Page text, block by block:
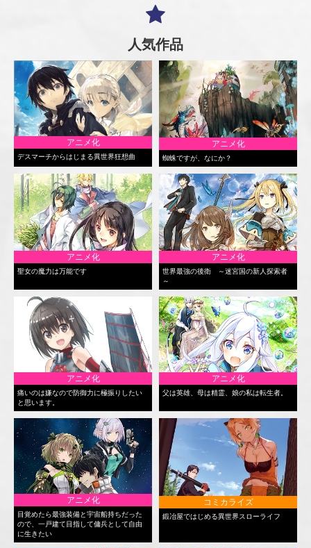
人気作品
アニメ化
デスマーチからはじまる異世界狂想曲
アニメ化
蜘蛛ですが、なにか？
アニメ化
聖女の魔力は万能です
アニメ化
世界最強の後衛 ～迷宮国の新人探索者
～
アニメ化
痛いのは嫌なので防御力に極振りしたい
と思います。
アニメ化
父は英雄、母は精霊、娘の私は転生者。
アニメ化
目覚めたら最強装備と宇宙船持ちだった
ので、一戸建て目指して傭兵として自由
に生きたい
コミカライズ
鍛冶屋ではじめる異世界スローライフ